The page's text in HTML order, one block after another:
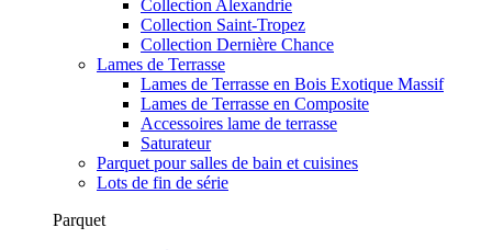
Collection Alexandrie
Collection Saint-Tropez
Collection Dernière Chance
Lames de Terrasse
Lames de Terrasse en Bois Exotique Massif
Lames de Terrasse en Composite
Accessoires lame de terrasse
Saturateur
Parquet pour salles de bain et cuisines
Lots de fin de série
Parquet